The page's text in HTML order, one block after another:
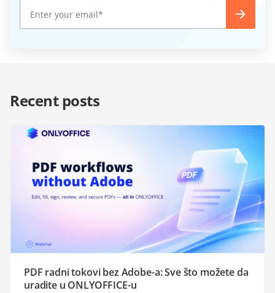
Recent posts
PDF radni tokovi bez Adobe-a: Sve što možete da
uradite u ONLYOFFICE-u